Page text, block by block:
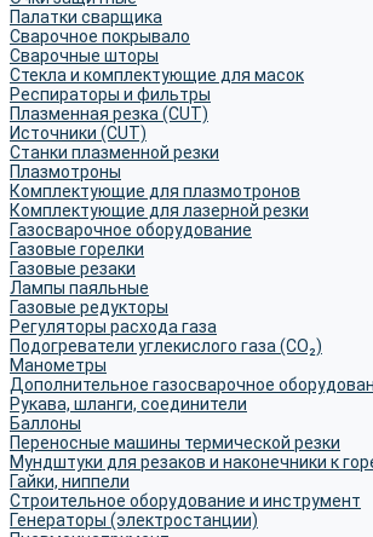
Палатки сварщика
Сварочное покрывало
Сварочные шторы
Стекла и комплектующие для масок
Респираторы и фильтры
Плазменная резка (CUT)
Источники (CUT)
Станки плазменной резки
Плазмотроны
Комплектующие для плазмотронов
Комплектующие для лазерной резки
Газосварочное оборудование
Газовые горелки
Газовые резаки
Лампы паяльные
Газовые редукторы
Регуляторы расхода газа
Подогреватели углекислого газа (CO₂)
Манометры
Дополнительное газосварочное
Рукава, шланги, соединители
Баллоны
Переносные машины термической резки
Мундштуки для резаков и наконечники к
Гайки, ниппели
Строительное оборудование и инструмент
Генераторы (электростанции)